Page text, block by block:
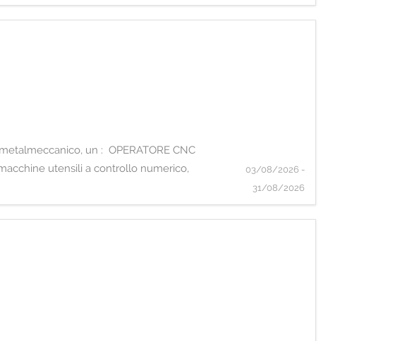
un : OPERATORE CNC
utensili a controllo numerico,
03/08/2026 -
31/08/2026